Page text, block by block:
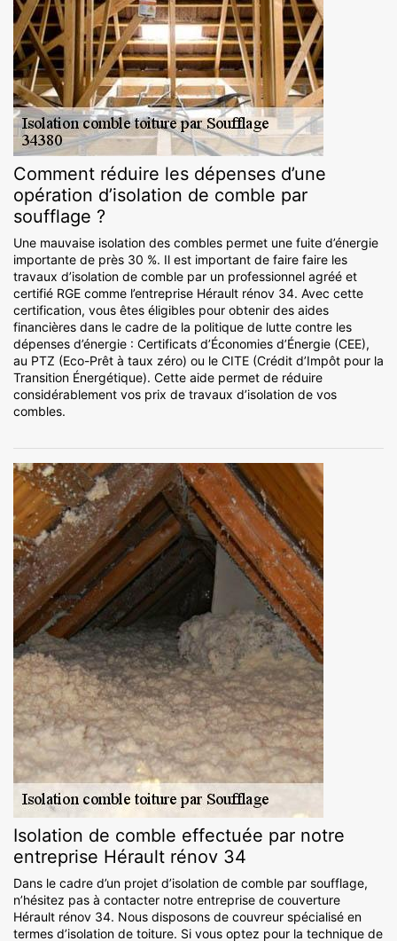
Comment réduire les dépenses d’une
opération d’isolation de comble par
soufflage ?
Une mauvaise isolation des combles permet une fuite d’énergie
importante de près 30 %. Il est important de faire faire les
travaux d’isolation de comble par un professionnel agréé et
certifié RGE comme l’entreprise Hérault rénov 34. Avec cette
certification, vous êtes éligibles pour obtenir des aides
financières dans le cadre de la politique de lutte contre les
dépenses d’énergie : Certificats d’Économies d’Énergie (CEE),
au PTZ (Eco-Prêt à taux zéro) ou le CITE (Crédit d’Impôt pour la
Transition Énergétique). Cette aide permet de réduire
considérablement vos prix de travaux d’isolation de vos
combles.
Isolation de comble effectuée par notre
entreprise Hérault rénov 34
Dans le cadre d’un projet d’isolation de comble par soufflage,
n’hésitez pas à contacter notre entreprise de couverture
Hérault rénov 34. Nous disposons de couvreur spécialisé en
termes d’isolation de toiture. Si vous optez pour la technique de